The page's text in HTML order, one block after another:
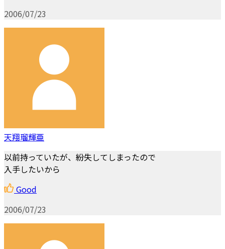
2006/07/23
天翔瑠輝亜
以前持っていたが、紛失してしまったので
入手したいから
Good
2006/07/23